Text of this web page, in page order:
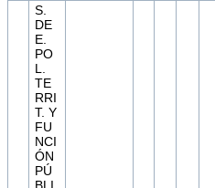
S.
DE
E.
PO
L.
TE
RRI
T. Y
FU
NCI
ÓN
PÚ